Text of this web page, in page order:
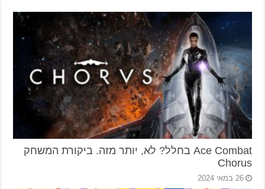
Ace Combat בחלל? לא, יותר מזה. ביקורת המשחק
Chorus
26 במאי 2024